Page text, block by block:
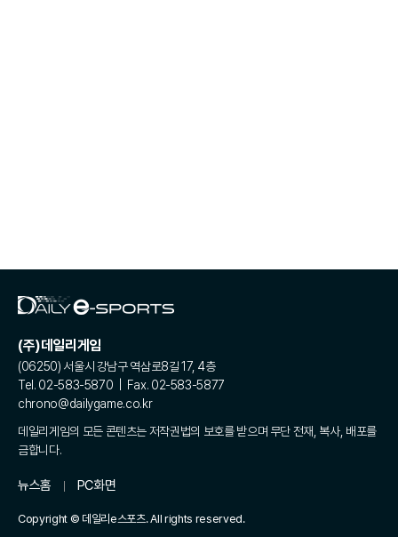
(주)데일리게임
(06250) 서울시 강남구 역삼로8길 17, 4층
Tel. 02-583-5870 | Fax. 02-583-5877
chrono@dailygame.co.kr
데일리게임의 모든 콘텐츠는 저작권법의 보호를 받으며 무단 전재, 복사, 배포를
금합니다.
뉴스홈 PC화면
Copyright © 데일리e스포츠. All rights reserved.